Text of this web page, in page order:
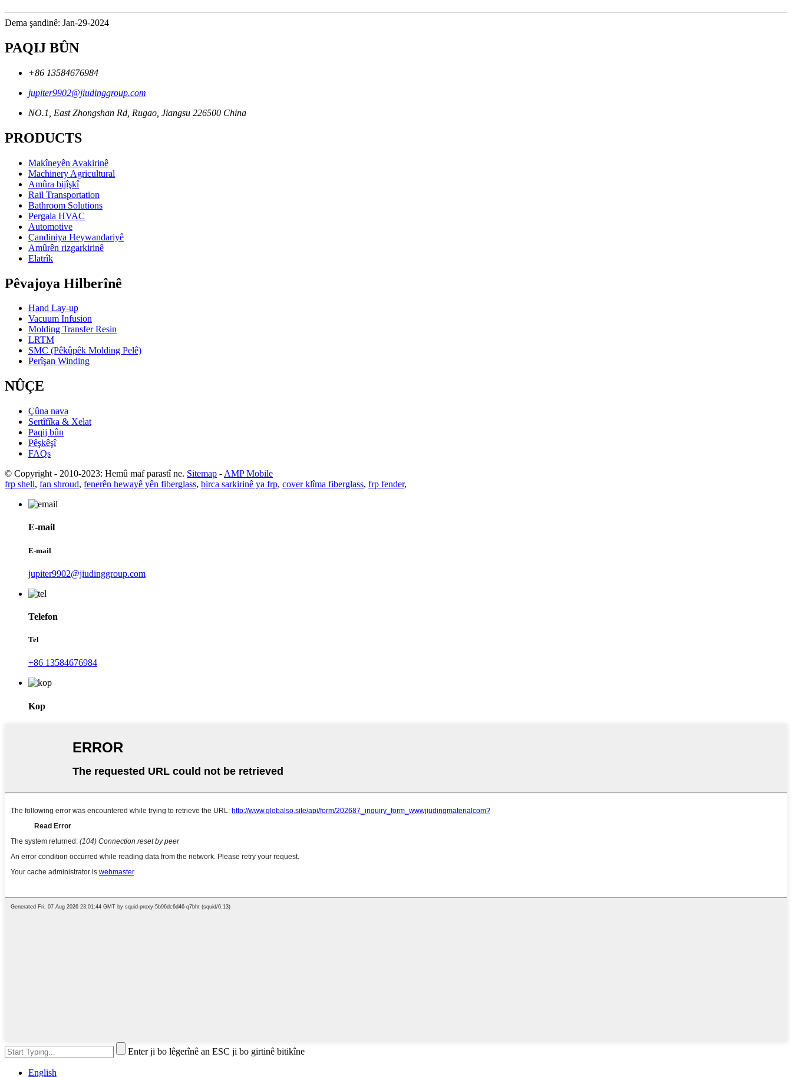
Dema şandinê: Jan-29-2024
PAQIJ BÛN
+86 13584676984
jupiter9902@jiudinggroup.com
NO.1, East Zhongshan Rd, Rugao, Jiangsu 226500 China
PRODUCTS
Makîneyên Avakirinê
Machinery Agricultural
Amûra bijîşkî
Rail Transportation
Bathroom Solutions
Pergala HVAC
Automotive
Çandiniya Heywandariyê
Amûrên rizgarkirinê
Elatrîk
Pêvajoya Hilberînê
Hand Lay-up
Vacuum Infusion
Molding Transfer Resin
LRTM
SMC (Pêkûpêk Molding Pelê)
Perîşan Winding
NÛÇE
Çûna nava
Sertîfîka & Xelat
Paqij bûn
Pêşkêşî
FAQs
© Copyright - 2010-2023: Hemû maf parastî ne. Sitemap - AMP Mobile
frp shell, fan shroud, fenerên hewayê yên fiberglass, birca sarkirinê ya frp, cover klîma fiberglass, frp fender,
E-mail
E-mail
jupiter9902@jiudinggroup.com
Telefon
Tel
+86 13584676984
Kop
Enter ji bo lêgerînê an ESC ji bo girtinê bitikîne
English